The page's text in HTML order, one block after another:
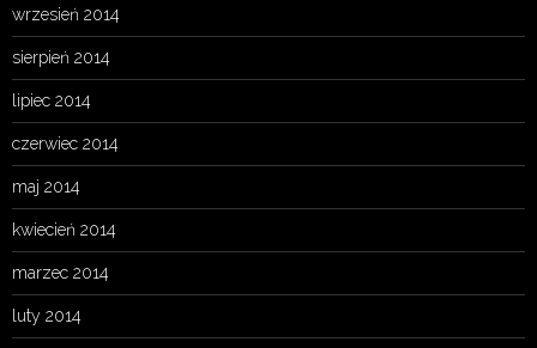
wrzesień 2014
sierpień 2014
lipiec 2014
czerwiec 2014
maj 2014
kwiecień 2014
marzec 2014
luty 2014